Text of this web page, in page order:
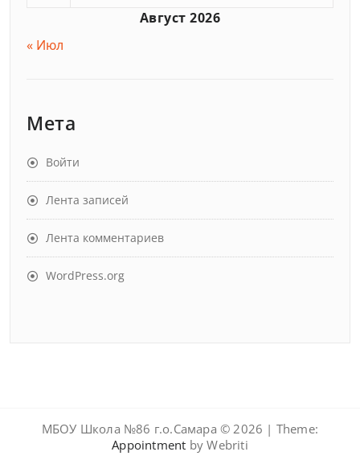
Август 2026
« Июл
Мета
Войти
Лента записей
Лента комментариев
WordPress.org
МБОУ Школа №86 г.о.Самара © 2026 | Theme:
Appointment by Webriti